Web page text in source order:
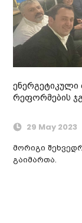
ენერგეტიკული
რეფორმების
29 May 2023
მორიგი
გაიმართა.